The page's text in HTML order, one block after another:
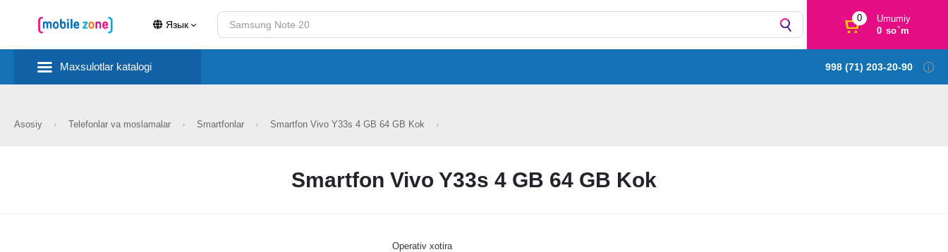
Язык
0
Umumiy
0 so`m
Maxsulotlar katalogi 998 (71) 203-20-90
Asosiy Telefonlar va moslamalar Smartfonlar Smartfon Vivo Y33s 4 GB 64 GB Kok
Smartfon Vivo Y33s 4 GB 64 GB Kok
Operativ xotira